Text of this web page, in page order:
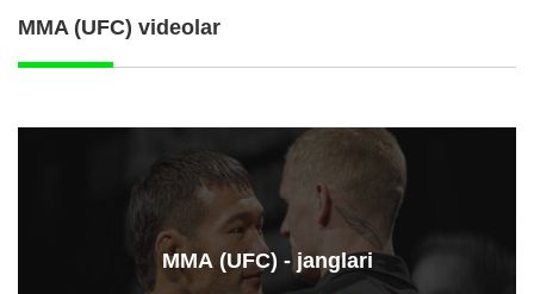
MMA (UFC) videolar
ММА (UFC) - janglari